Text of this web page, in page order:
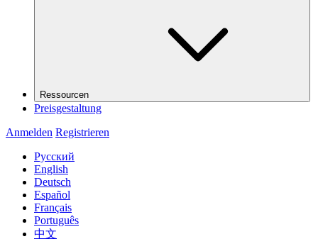
Ressourcen
Preisgestaltung
Anmelden Registrieren
Русский
English
Deutsch
Español
Français
Português
中文